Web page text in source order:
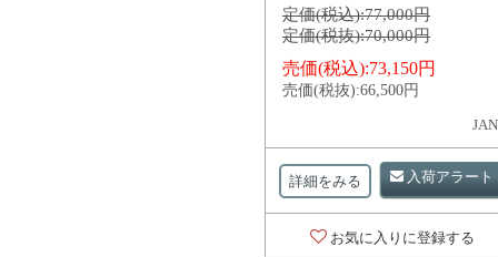
定価(税込):77,000円
定価(税抜):70,000円
売価(税込):73,150円
売価(税抜):66,500円
詳細をみる 入荷アラート
お気に入りに登録する